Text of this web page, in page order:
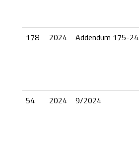
178 2024 Addendum 175-24
54 2024 9/2024